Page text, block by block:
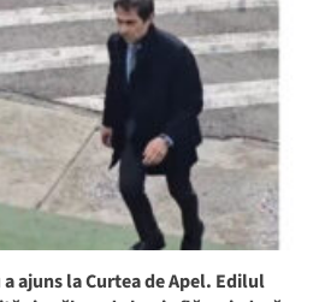
ajuns la Curtea de Apel. Edilul